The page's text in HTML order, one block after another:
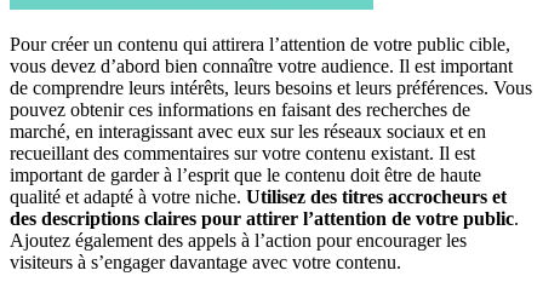
Pour créer un contenu qui attirera l’attention de votre public cible,
vous devez d’abord bien connaître votre audience. Il est important
de comprendre leurs intérêts, leurs besoins et leurs préférences. Vous
pouvez obtenir ces informations en faisant des recherches de
marché, en interagissant avec eux sur les réseaux sociaux et en
recueillant des commentaires sur votre contenu existant. Il est
important de garder à l’esprit que le contenu doit être de haute
qualité et adapté à votre niche. Utilisez des titres accrocheurs et
des descriptions claires pour attirer l’attention de votre public.
Ajoutez également des appels à l’action pour encourager les
visiteurs à s’engager davantage avec votre contenu.